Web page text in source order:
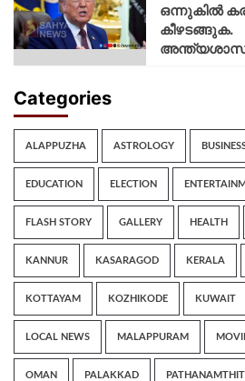
ഒന്നുകില്‍
കീഴടങ്ങുക.
Categories
ALAPPUZHA ASTROLOGY
EDUCATION ELECTION
FLASH STORY GALLERY HEALTH
KANNUR KASARAGOD KERALA
KOTTAYAM KOZHIKODE KUWAIT
LOCAL NEWS MALAPPURAM
OMAN PALAKKAD